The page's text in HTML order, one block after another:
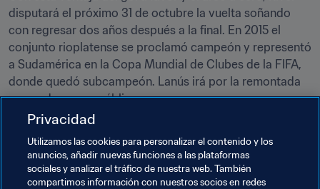
disputará el próximo 31 de octubre la vuelta soñando
con regresar dos años después a la final. En 2015 el
conjunto rioplatense se proclamó campeón y representó
a Sudamérica en la Copa Mundial de Clubes de la FIFA,
donde quedó subcampeón. Lanús irá por la remontada
arropado por su público.
Este miércoles, Barcelona y Gremio abrirán la otra
semifinal en Guayaquil. Los cuatro luchan por la corona
continental y por el billete al Mundial de Clubes de
Emiratos.
Privacidad
Utilizamos las cookies para personalizar el contenido y los
anuncios, añadir nuevas funciones a las plataformas
sociales y analizar el tráfico de nuestra web. También
compartimos información con nuestros socios en redes